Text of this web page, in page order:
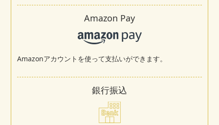
Amazon Pay
Amazonアカウントを使って支払いができます。
銀行振込